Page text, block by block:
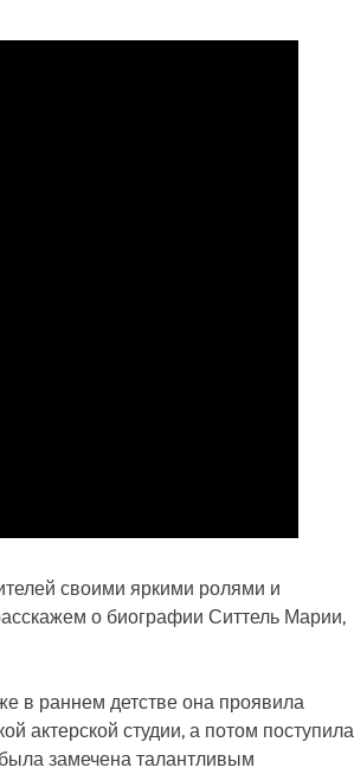
своими яркими ролями и
о биографии Ситтель Марии,
в раннем детстве она проявила
актерской студии, а потом поступила
замечена талантливым